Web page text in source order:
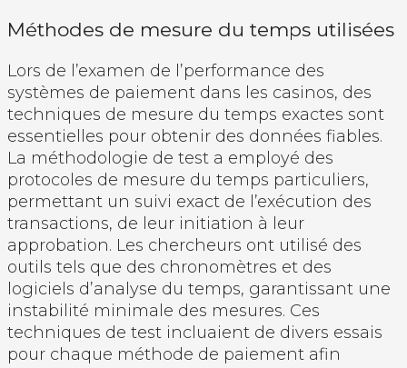
Méthodes de mesure du temps utilisées
Lors de l’examen de l’performance des
systèmes de paiement dans les casinos, des
techniques de mesure du temps exactes sont
essentielles pour obtenir des données fiables.
La méthodologie de test a employé des
protocoles de mesure du temps particuliers,
permettant un suivi exact de l’exécution des
transactions, de leur initiation à leur
approbation. Les chercheurs ont utilisé des
outils tels que des chronomètres et des
logiciels d’analyse du temps, garantissant une
instabilité minimale des mesures. Ces
techniques de test incluaient de divers essais
pour chaque méthode de paiement afin